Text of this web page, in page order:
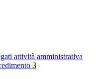
attività amministrativa
3